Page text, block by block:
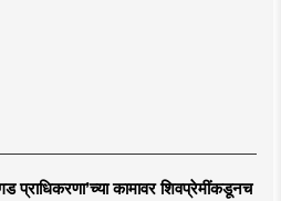
प्राधिकरणा’च्या कामावर शिवप्रेमींकडूनच